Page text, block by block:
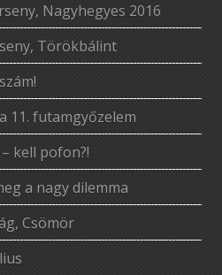
Nagyhegyes 2016
Törökbálint
11. futamgyőzelem
kell pofon?!
a nagy dilemma
Csömör